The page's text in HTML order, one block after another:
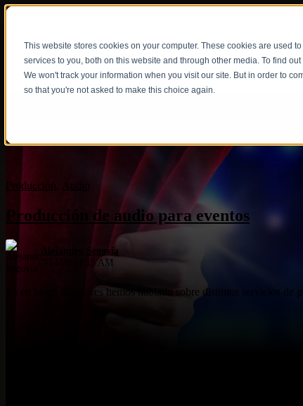
This website stores cookies on your computer. These cookies are used
services to you, both on this website and through other media. To find
We won't track your information when you visit our site. But in order to
so that you're not asked to make this choice again.
Show
Producción, Audio
Producción de audio para eventos
Alejandro Segovia
7/14/20 11:15 AM
Ya en blogs anteriores hemos hablado sobre distintos servicios